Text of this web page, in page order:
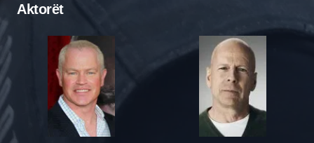
Aktorët